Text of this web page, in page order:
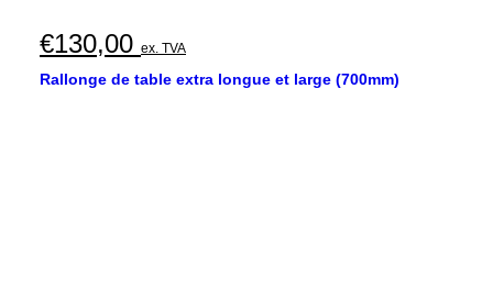
€130,00 ex. TVA
Rallonge de table extra longue et large (700mm)